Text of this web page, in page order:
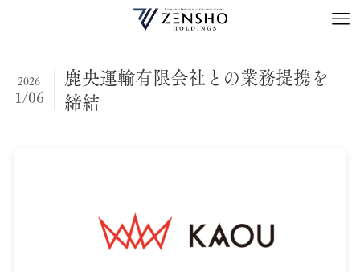
鹿央運輸有限会社との業務提携を
締結
2026
1/06